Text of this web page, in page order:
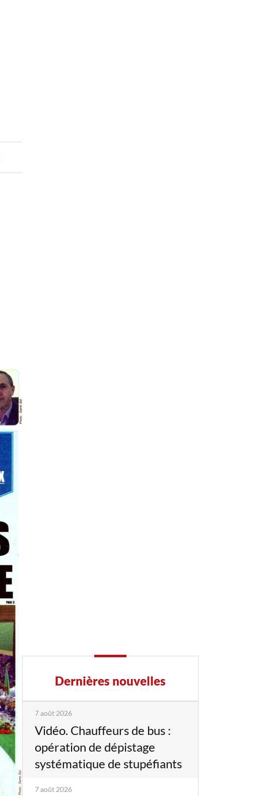
Dernières nouvelles
7 août 2026
Vidéo. Chauffeurs de bus :
opération de dépistage
systématique de stupéfiants
7 août 2026